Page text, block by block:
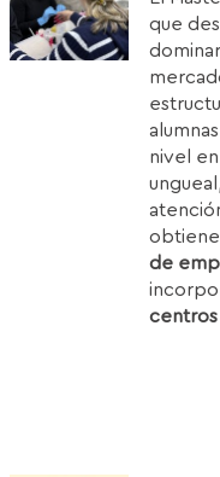
que
nivel
de
centros